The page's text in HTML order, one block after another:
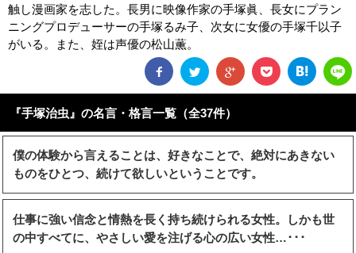
触し漫画家を志した。長男に映像作家の手塚眞、長女にプラン
ニングプロデューサーの手塚るみ子、次女に女優の手塚千以子
がいる。また、姪は声優の松山薫。
『手塚治虫』の名言・格言一覧（全37件）
僕の体験から言えることは、好きなことで、絶対にあきない
ものをひとつ、続けて欲しいということです。
仕事に強い信念と情熱を長く持ち続けられる女性。しかも世
の中すべてに、やさしい愛を注げる心の広い女性…･･･